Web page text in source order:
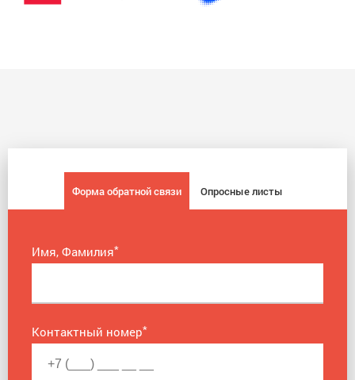
Форма обратной связи Опросные листы
Имя, Фамилия*
Контактный номер*